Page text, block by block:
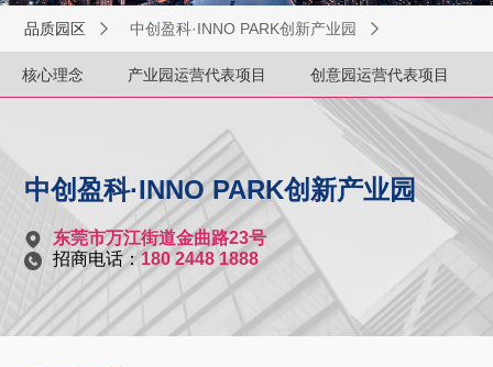
品质园区 中创盈科·INNO PARK创新产业园
核心理念 产业园运营代表项目 创意园运营代表项目
中创盈科·INNO PARK创新产业园
东莞市万江街道金曲路23号
招商电话：180 2448 1888